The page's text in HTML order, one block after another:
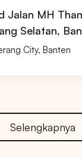
Jalan MH
Selatan,
City, Banten
Selengkapnya